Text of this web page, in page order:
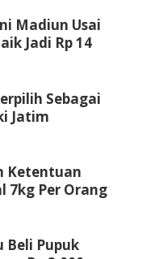
Madiun Usai
Jadi Rp 14
Sebagai
Jatim
Ketentuan
7kg Per Orang
Beli Pupuk